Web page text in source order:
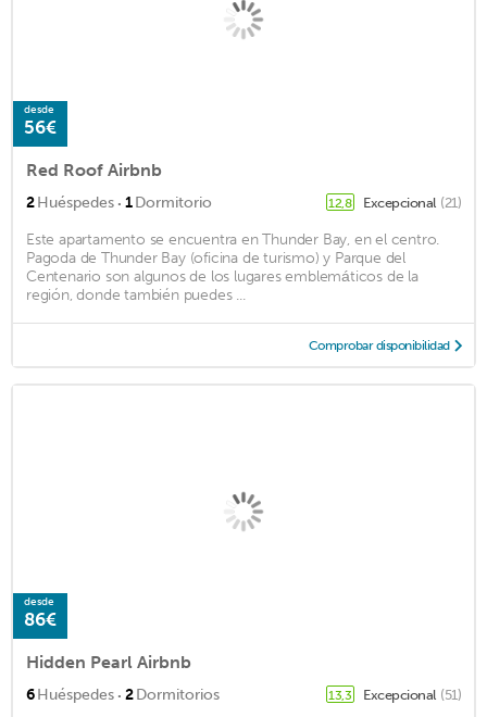
desde
56€
Red Roof Airbnb
2Huéspedes · 1Dormitorio 12,8 Excepcional (21)
Este apartamento se encuentra en Thunder Bay, en el centro.
Pagoda de Thunder Bay (oficina de turismo) y Parque del
Centenario son algunos de los lugares emblemáticos de la
región, donde también puedes ...
Comprobar disponibilidad
desde
86€
Hidden Pearl Airbnb
6Huéspedes · 2Dormitorios 13,3 Excepcional (51)